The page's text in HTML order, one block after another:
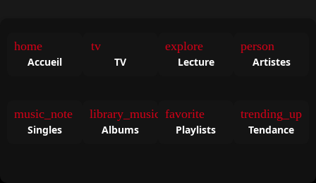
Meek Mill
521K
HIMRA
1.3M
home
Accueil
tv
TV
explore
Lecture
person
Artistes
music_note
Singles
library_music
Albums
favorite
Playlists
trending_up
Tendance